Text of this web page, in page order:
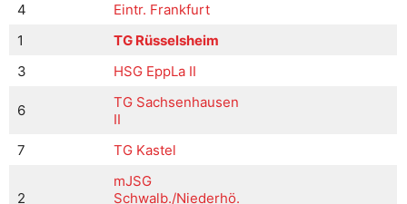
4
Eintr. Frankfurt
1
TG Rüsselsheim
3
HSG EppLa II
6
TG Sachsenhausen
II
7
TG Kastel
2
mJSG
Schwalb./Niederhö.